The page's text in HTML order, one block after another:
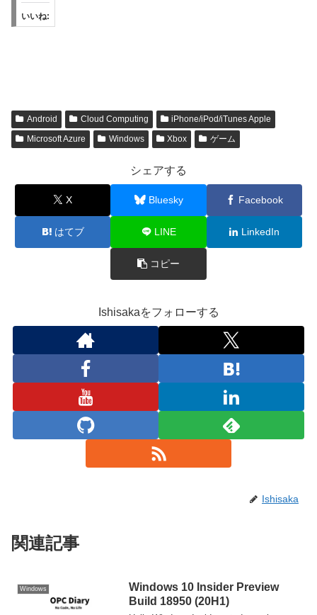
いいね:
Android Cloud Computing
iPhone/iPod/iTunes Apple
Microsoft Azure
Windows Xbox ゲーム
シェアする
X Bluesky Facebook
はてブ LINE LinkedIn
コピー
Ishisakaをフォローする
Ishisaka
関連記事
Windows
Windows 10 Insider Preview
Build 18950 (20H1)